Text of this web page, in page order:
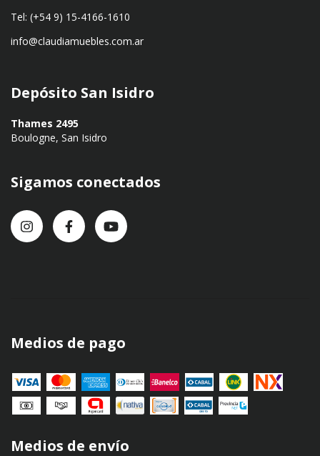
Tel: (+54 9) 15-4166-1610
info@claudiamuebles.com.ar
Depósito San Isidro
Thames 2495
Boulogne, San Isidro
Sigamos conectados
Medios de pago
Medios de envío